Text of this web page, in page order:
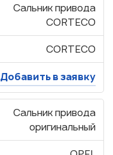
Сальник привода
CORTECO
CORTECO
Добавить в заявку
Сальник привода
оригинальный